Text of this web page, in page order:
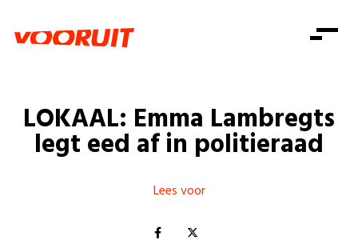
Zorg
Gelijke kansen
Welzijn
Consumentenbescherming
Onze mensen
Standpunten
Vacatures
Doe mee
Doe mee
Word lid
Shop
Login
LOKAAL: Emma Lambregts
legt eed af in politieraad
Lees voor